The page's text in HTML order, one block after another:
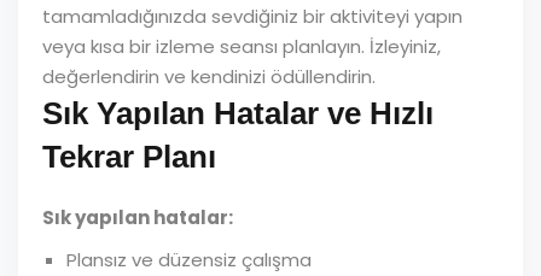
tamamladığınızda sevdiğiniz bir aktiviteyi yapın
veya kısa bir izleme seansı planlayın. İzleyiniz,
değerlendirin ve kendinizi ödüllendirin.
Sık Yapılan Hatalar ve Hızlı
Tekrar Planı
Sık yapılan hatalar:
Plansız ve düzensiz çalışma